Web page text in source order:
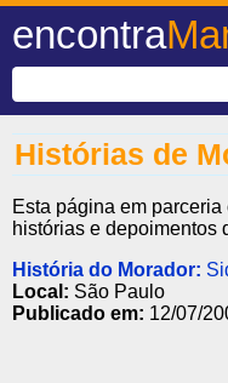
encontra
Histórias de
Esta página em parceria
histórias e depoimentos
História do Morador:
Local: São Paulo
Publicado em: 12/07/